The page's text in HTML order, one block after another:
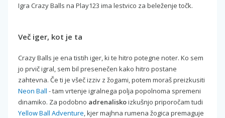
Igra Crazy Balls na Play123 ima lestvico za beleženje točk.
Več iger, kot je ta
Crazy Balls je ena tistih iger, ki te hitro potegne noter. Ko sem
jo prvič igral, sem bil presenečen kako hitro postane
zahtevna. Če ti je všeč izziv z žogami, potem moraš preizkusiti
Neon Ball - tam vrtenje igralnega polja popolnoma spremeni
dinamiko. Za podobno adrenaliskoizkušnjo priporočam tudi
Yellow Ball Adventure, kjer majhna rumena žogica premaguje